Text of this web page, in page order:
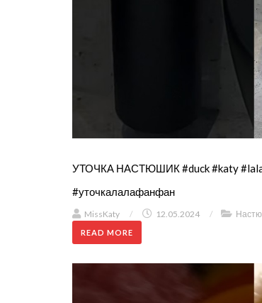
УТОЧКА НАСТЮШИК #duck #katy
#уточкалалафанфан
MissKaty / 12.05.2024 /
READ MORE